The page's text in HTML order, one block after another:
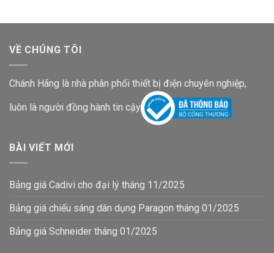
VỀ CHÚNG TÔI
Chánh Hãng là nhà phân phối thiết bị điện chuyên nghiệp,
luôn là người đồng hành tin cậy
BÀI VIẾT MỚI
Bảng giá Cadivi cho đại lý tháng 11/2025
Bảng giá chiếu sáng dân dụng Paragon tháng 01/2025
Bảng giá Schneider tháng 01/2025